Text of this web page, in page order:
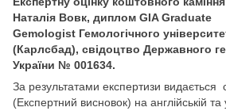
Наталія Вовк, диплом GIA Graduate
Gemologist Гемологічного
(Карлсбад), свідоцтво Державного
України № 001634.
За результатами експертизи видається
(Експертний висновок) на англійській та